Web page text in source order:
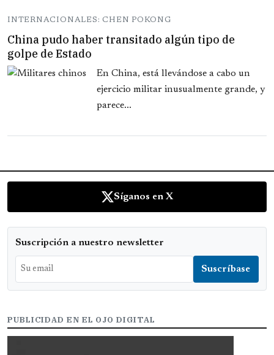
INTERNACIONALES: CHEN POKONG
China pudo haber transitado algún tipo de
golpe de Estado
En China, está llevándose a cabo un
ejercicio militar inusualmente grande, y
parece...
Síganos en X
Suscripción a nuestro newsletter
PUBLICIDAD EN EL OJO DIGITAL